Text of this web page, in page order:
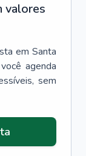
valores
em Santa
agenda
sem